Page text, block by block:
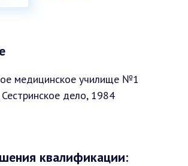
медицинское училище №1
дело, 1984
квалификации: